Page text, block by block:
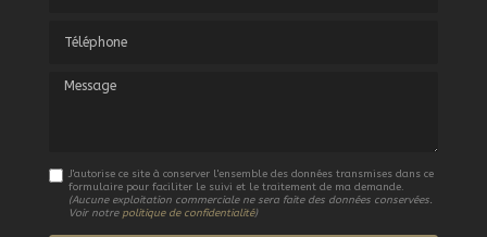
Message
J'autorise ce site à conserver l'ensemble des données transmises dans ce
formulaire pour faciliter le suivi et le traitement de ma demande.
(Aucune exploitation commerciale ne sera faite des données conservées.
Voir notre politique de confidentialité)